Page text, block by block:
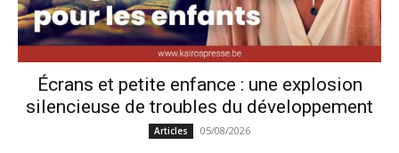
Écrans et petite enfance : une explosion
silencieuse de troubles du développement
Articles 05/08/2026